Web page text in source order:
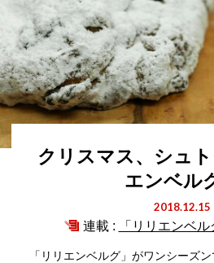
クリスマス、シュ
エンベル
2018.12.15
連載 : 「リリエンベ
「リリエンベルグ」がワンシーズ